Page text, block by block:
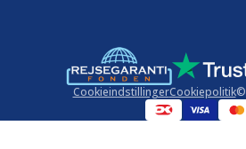
CookieindstillingerCookiepolitik©